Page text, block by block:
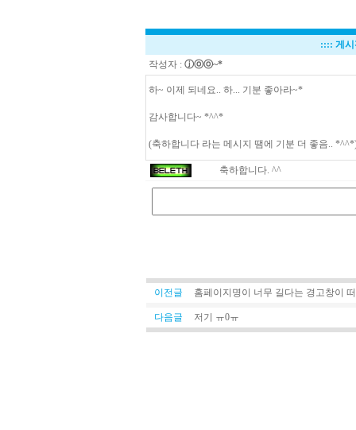
:::: 게
작성자 : ⓙⓞⓞ~*
하~ 이제 되네요.. 하... 기분 좋아라~*
감사합니다~ *^^*
(축하합니다 라는 메시지 땜에 기분 더 좋음..
축하합니다. ^^
이전글 홈페이지명이 너무 길다는 경고창이
다음글 저기 ㅠ0ㅠ